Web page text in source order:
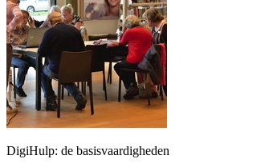
DigiHulp: de basisvaardigheden